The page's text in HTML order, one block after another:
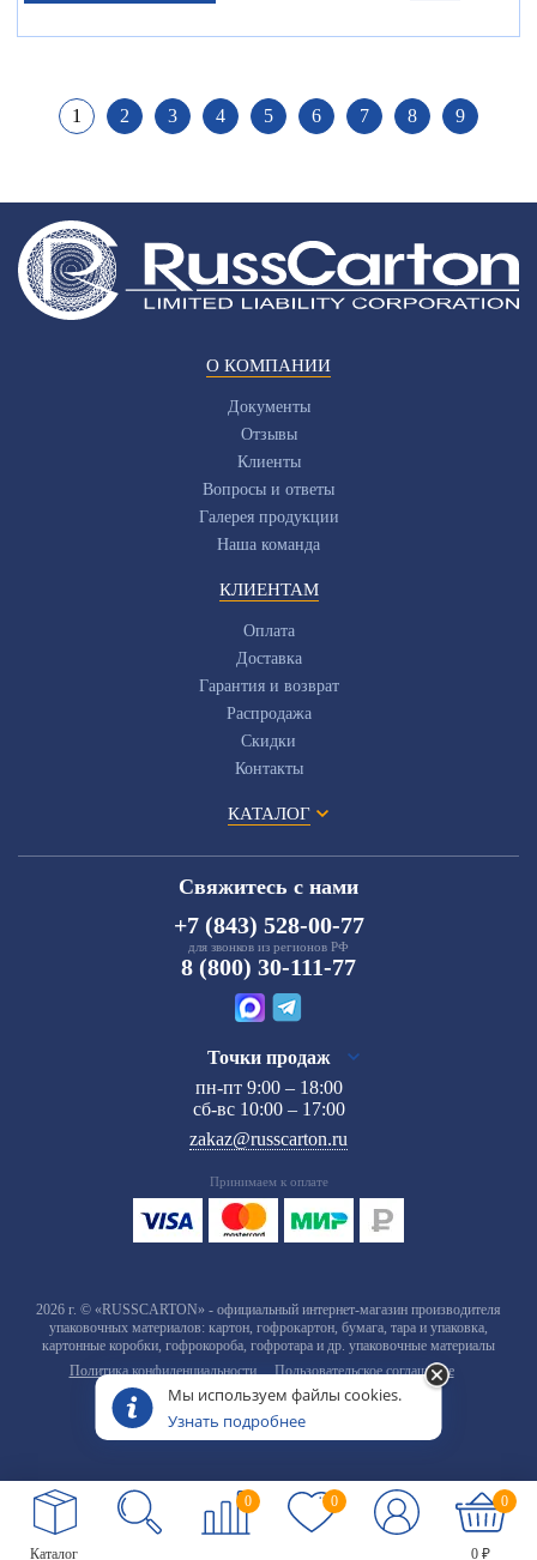
Каталог
0 0
0 ₽
0
1 2 3 4 5 6 7 8 9
О КОМПАНИИ
Документы
Отзывы
Клиенты
Вопросы и ответы
Галерея продукции
Наша команда
КЛИЕНТАМ
Оплата
Доставка
Гарантия и возврат
Распродажа
Скидки
Контакты
КАТАЛОГ
Свяжитесь с нами
+7 (843) 528-00-77
для звонков из регионов РФ
8 (800) 30-111-77
Точки продаж
пн-пт 9:00 – 18:00
сб-вс 10:00 – 17:00
zakaz@russcarton.ru
Принимаем к оплате
2026 г. © «RUSSCARTON» - официальный интернет-магазин производителя
упаковочных материалов: картон, гофрокартон, бумага, тара и упаковка,
картонные коробки, гофрокороба, гофротара и др. упаковочные материалы
Политика конфиденциальности
Пользовательское соглашение
Мы используем файлы cookies.
Узнать подробнее